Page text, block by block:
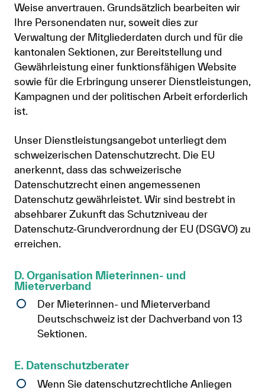
Weise anvertrauen. Grundsätzlich bearbeiten wir
Ihre Personendaten nur, soweit dies zur
Verwaltung der Mitgliederdaten durch und für die
kantonalen Sektionen, zur Bereitstellung und
Gewährleistung einer funktionsfähigen Website
sowie für die Erbringung unserer Dienstleistungen,
Kampagnen und der politischen Arbeit erforderlich
ist.
Unser Dienstleistungsangebot unterliegt dem
schweizerischen Datenschutzrecht. Die EU
anerkennt, dass das schweizerische
Datenschutzrecht einen angemessenen
Datenschutz gewährleistet. Wir sind bestrebt in
absehbarer Zukunft das Schutzniveau der
Datenschutz-Grundverordnung der EU (DSGVO) zu
erreichen.
D. Organisation Mieterinnen- und
Mieterverband
Der Mieterinnen- und Mieterverband
Deutschschweiz ist der Dachverband von 13
Sektionen.
E. Datenschutzberater
Wenn Sie datenschutzrechtliche Anliegen